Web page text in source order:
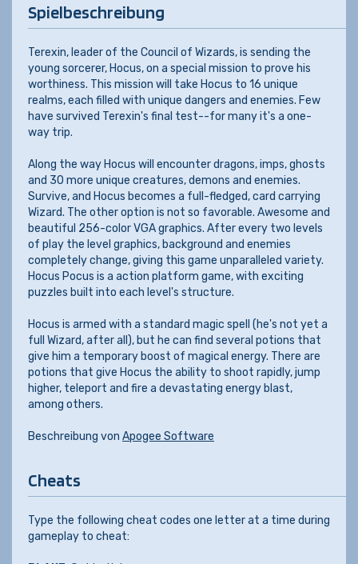
Spielbeschreibung
Terexin, leader of the Council of Wizards, is sending the
young sorcerer, Hocus, on a special mission to prove his
worthiness. This mission will take Hocus to 16 unique
realms, each filled with unique dangers and enemies. Few
have survived Terexin's final test--for many it's a one-
way trip.
Along the way Hocus will encounter dragons, imps, ghosts
and 30 more unique creatures, demons and enemies.
Survive, and Hocus becomes a full-fledged, card carrying
Wizard. The other option is not so favorable. Awesome and
beautiful 256-color VGA graphics. After every two levels
of play the level graphics, background and enemies
completely change, giving this game unparalleled variety.
Hocus Pocus is a action platform game, with exciting
puzzles built into each level's structure.
Hocus is armed with a standard magic spell (he's not yet a
full Wizard, after all), but he can find several potions that
give him a temporary boost of magical energy. There are
potions that give Hocus the ability to shoot rapidly, jump
higher, teleport and fire a devastating energy blast,
among others.
Beschreibung von Apogee Software
Cheats
Type the following cheat codes one letter at a time during
gameplay to cheat: